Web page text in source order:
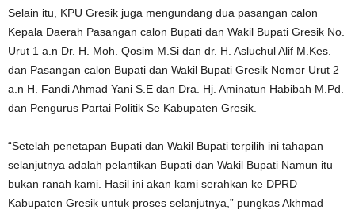
Selain itu, KPU Gresik juga mengundang dua pasangan calon
Kepala Daerah Pasangan calon Bupati dan Wakil Bupati Gresik No.
Urut 1 a.n Dr. H. Moh. Qosim M.Si dan dr. H. Asluchul Alif M.Kes.
dan Pasangan calon Bupati dan Wakil Bupati Gresik Nomor Urut 2
a.n H. Fandi Ahmad Yani S.E dan Dra. Hj. Aminatun Habibah M.Pd.
dan Pengurus Partai Politik Se Kabupaten Gresik.
“Setelah penetapan Bupati dan Wakil Bupati terpilih ini tahapan
selanjutnya adalah pelantikan Bupati dan Wakil Bupati Namun itu
bukan ranah kami. Hasil ini akan kami serahkan ke DPRD
Kabupaten Gresik untuk proses selanjutnya,” pungkas Akhmad